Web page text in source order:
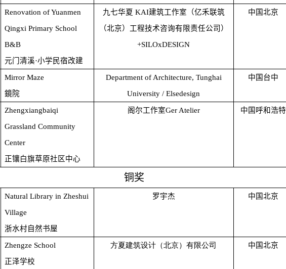
Renovation of Yuanmen
Qingxi Primary School
B&B
元门清溪·小学民宿改建
九七华夏 KAI建筑工作室（亿禾联筑
（北京）工程技术咨询有限责任公司）
+SILOxDESIGN
中国北京
Mirror Maze
鏡院
Department of Architecture, Tunghai
University / Elsedesign
中国台中
Zhengxiangbaiqi
Grassland Community
Center
正镶白旗草原社区中心
阁尔工作室Ger Atelier 中国呼和浩特
铜奖
Natural Library in Zheshui
Village
浙水村自然书屋
罗宇杰 中国北京
Zhengze School
正泽学校
方夏建筑设计（北京）有限公司 中国北京